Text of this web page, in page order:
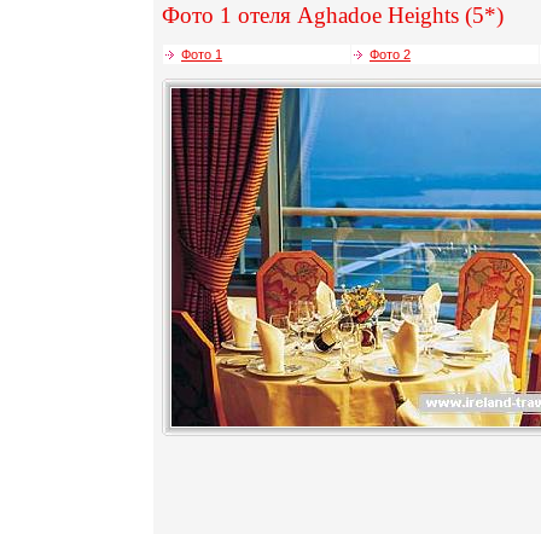
Фото 1 отеля Aghadoe Heights (5*)
Фото 1 Фото 2